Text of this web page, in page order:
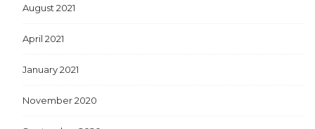
August 2021
April 2021
January 2021
November 2020